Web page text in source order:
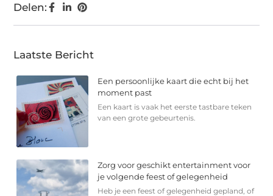
Delen:
Laatste Bericht
Een persoonlijke kaart die echt bij het
moment past
Een kaart is vaak het eerste tastbare teken
van een grote gebeurtenis.
Zorg voor geschikt entertainment voor
je volgende feest of gelegenheid
Heb je een feest of gelegenheid gepland, of